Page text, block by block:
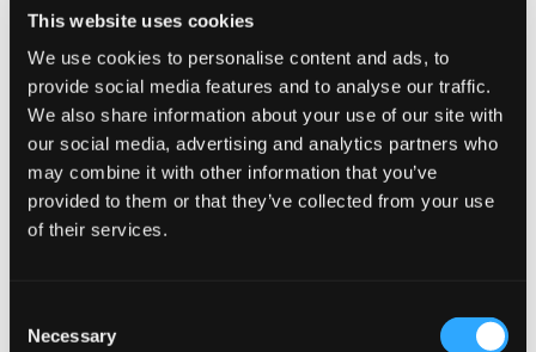
This website uses cookies
We use cookies to personalise content and ads, to
provide social media features and to analyse our traffic.
We also share information about your use of our site with
our social media, advertising and analytics partners who
may combine it with other information that you’ve
provided to them or that they’ve collected from your use
of their services.
Selection
Necessary
kvar
Upplevd storlek
Perfekt
STORLEKSGUIDE
VÄLJ STORLEK
Öppet köpi 60 dagar